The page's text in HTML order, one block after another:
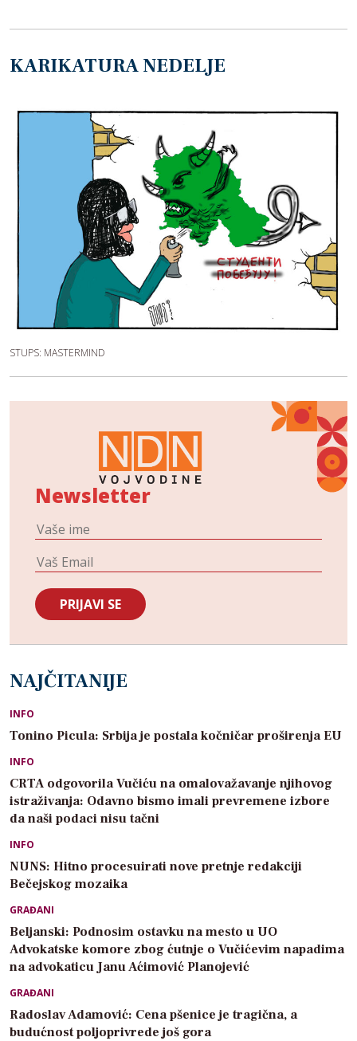
KARIKATURA NEDELJE
STUPS: MASTERMIND
Newsletter
NAJČITANIJE
INFO
Tonino Picula: Srbija je postala kočničar proširenja EU
INFO
CRTA odgovorila Vučiću na omalovažavanje njihovog
istraživanja: Odavno bismo imali prevremene izbore
da naši podaci nisu tačni
INFO
NUNS: Hitno procesuirati nove pretnje redakciji
Bečejskog mozaika
GRAĐANI
Beljanski: Podnosim ostavku na mesto u UO
Advokatske komore zbog ćutnje o Vučićevim napadima
na advokaticu Janu Aćimović Planojević
GRAĐANI
Radoslav Adamović: Cena pšenice je tragična, a
budućnost poljoprivrede još gora